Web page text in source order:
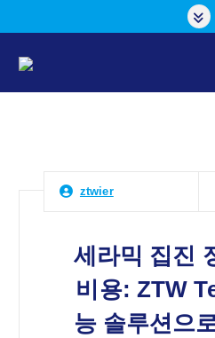
ztwier
세라믹 집진
비용: ZTW
능 솔루션으